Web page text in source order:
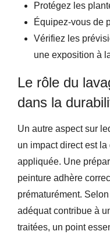
Protégez les
Équipez-vous de
Vérifiez les
une exposition à
Le rôle du
dans la
Un autre aspect sur
un impact direct est
appliquée. Une
peinture adhère
prématurément. Selon
adéquat contribue à
traitées, un point